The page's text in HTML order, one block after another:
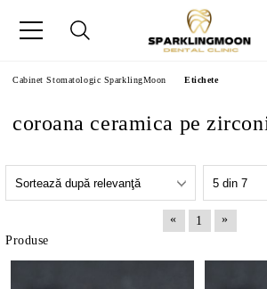
Cabinet Stomatologic SparklingMoon Etichete
coroana ceramica pe
« 1
»
Produse